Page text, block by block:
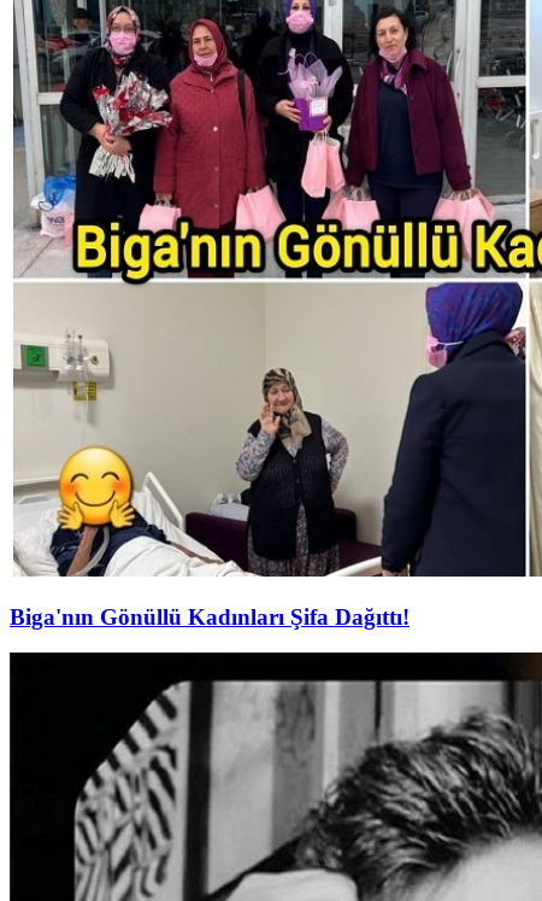
Biga'nın Gönüllü Kadınları Şifa Dağıttı!